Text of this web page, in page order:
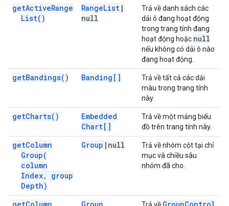
getActiveRange
List( )
RangeList |
null
Trả về danh sách các
dải ô đang hoạt động
trong trang tính đang
hoạt động hoặc null
nếu không có dải ô nào
đang hoạt động.
getBandings( ) Banding[]
Trả về tất cả các dải
màu trong trang tính
này.
getCharts( )
Embedded
Chart[]
Trả về một mảng biểu
đồ trên trang tính này.
getColumn
Group(
column
Index,
group
Depth)
Group | null
Trả về nhóm cột tại chỉ
mục và chiều sâu
nhóm đã cho.